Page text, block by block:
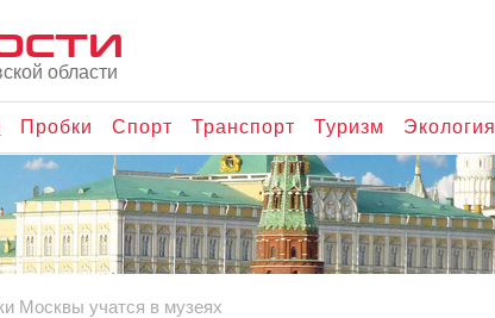
области
Пробки Спорт Транспорт Туризм Экология
Москвы учатся в музеях